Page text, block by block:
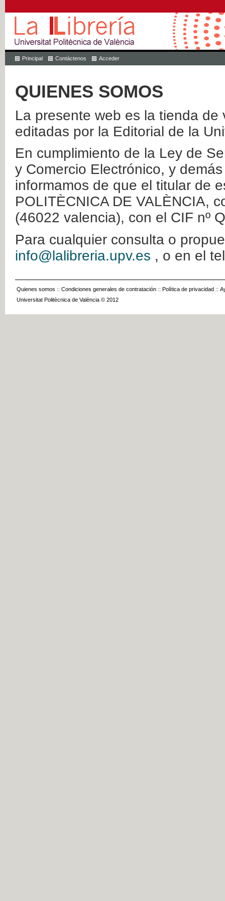
Principal Contáctenos Acceder
QUIENES SOMOS
La presente web es la tienda
editadas por la Editorial de la
En cumplimiento de la Ley de
y Comercio Electrónico, y
informamos de que el titular de
POLITÈCNICA DE VALÈNCIA,
(46022 valencia), con el CIF nº
Para cualquier consulta o
info@lalibreria.upv.es , o en el
Quienes somos :: Condiciones generales de contratación :: Política de privacidad ::
Universitat Politècnica de València © 2012